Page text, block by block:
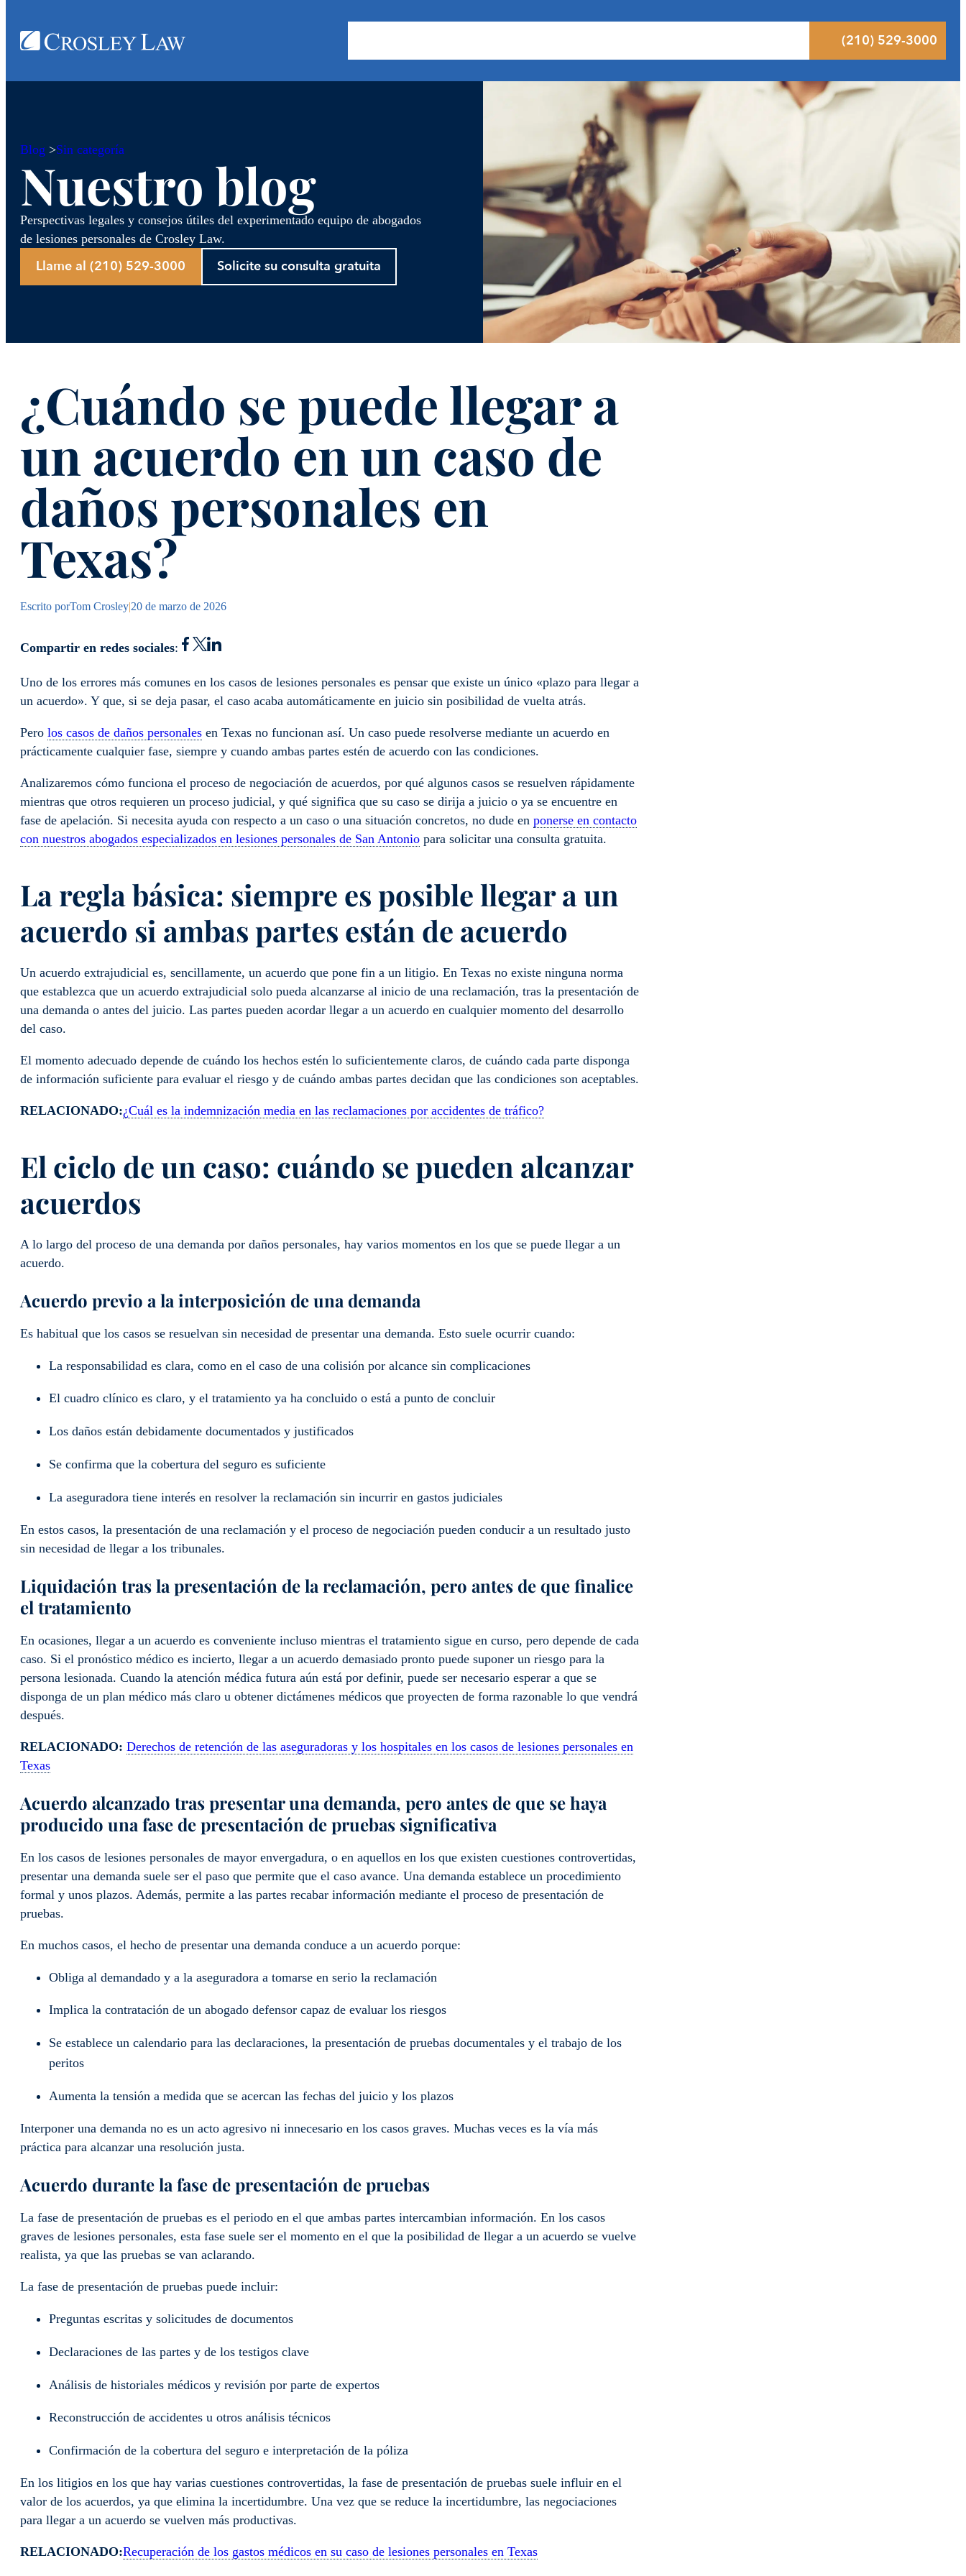
(210) 529-3000
Blog >Sin categoría
Nuestro blog
Perspectivas legales y consejos útiles del experimentado equipo de abogados
de lesiones personales de Crosley Law.
Llame al (210) 529-3000 Solicite su consulta gratuita
¿Cuándo se puede llegar a
un acuerdo en un caso de
daños personales en
Texas?
Escrito porTom Crosley|20 de marzo de 2026
Compartir en redes sociales:
Uno de los errores más comunes en los casos de lesiones personales es pensar que existe un único «plazo para llegar a
un acuerdo». Y que, si se deja pasar, el caso acaba automáticamente en juicio sin posibilidad de vuelta atrás.
Pero los casos de daños personales en Texas no funcionan así. Un caso puede resolverse mediante un acuerdo en
prácticamente cualquier fase, siempre y cuando ambas partes estén de acuerdo con las condiciones.
Analizaremos cómo funciona el proceso de negociación de acuerdos, por qué algunos casos se resuelven rápidamente
mientras que otros requieren un proceso judicial, y qué significa que su caso se dirija a juicio o ya se encuentre en
fase de apelación. Si necesita ayuda con respecto a un caso o una situación concretos, no dude en ponerse en contacto
con nuestros abogados especializados en lesiones personales de San Antonio para solicitar una consulta gratuita.
La regla básica: siempre es posible llegar a un
acuerdo si ambas partes están de acuerdo
Un acuerdo extrajudicial es, sencillamente, un acuerdo que pone fin a un litigio. En Texas no existe ninguna norma
que establezca que un acuerdo extrajudicial solo pueda alcanzarse al inicio de una reclamación, tras la presentación de
una demanda o antes del juicio. Las partes pueden acordar llegar a un acuerdo en cualquier momento del desarrollo
del caso.
El momento adecuado depende de cuándo los hechos estén lo suficientemente claros, de cuándo cada parte disponga
de información suficiente para evaluar el riesgo y de cuándo ambas partes decidan que las condiciones son aceptables.
RELACIONADO:¿Cuál es la indemnización media en las reclamaciones por accidentes de tráfico?
El ciclo de un caso: cuándo se pueden alcanzar
acuerdos
A lo largo del proceso de una demanda por daños personales, hay varios momentos en los que se puede llegar a un
acuerdo.
Acuerdo previo a la interposición de una demanda
Es habitual que los casos se resuelvan sin necesidad de presentar una demanda. Esto suele ocurrir cuando:
La responsabilidad es clara, como en el caso de una colisión por alcance sin complicaciones
El cuadro clínico es claro, y el tratamiento ya ha concluido o está a punto de concluir
Los daños están debidamente documentados y justificados
Se confirma que la cobertura del seguro es suficiente
La aseguradora tiene interés en resolver la reclamación sin incurrir en gastos judiciales
En estos casos, la presentación de una reclamación y el proceso de negociación pueden conducir a un resultado justo
sin necesidad de llegar a los tribunales.
Liquidación tras la presentación de la reclamación, pero antes de que finalice
el tratamiento
En ocasiones, llegar a un acuerdo es conveniente incluso mientras el tratamiento sigue en curso, pero depende de cada
caso. Si el pronóstico médico es incierto, llegar a un acuerdo demasiado pronto puede suponer un riesgo para la
persona lesionada. Cuando la atención médica futura aún está por definir, puede ser necesario esperar a que se
disponga de un plan médico más claro u obtener dictámenes médicos que proyecten de forma razonable lo que vendrá
después.
RELACIONADO: Derechos de retención de las aseguradoras y los hospitales en los casos de lesiones personales en
Texas
Acuerdo alcanzado tras presentar una demanda, pero antes de que se haya
producido una fase de presentación de pruebas significativa
En los casos de lesiones personales de mayor envergadura, o en aquellos en los que existen cuestiones controvertidas,
presentar una demanda suele ser el paso que permite que el caso avance. Una demanda establece un procedimiento
formal y unos plazos. Además, permite a las partes recabar información mediante el proceso de presentación de
pruebas.
En muchos casos, el hecho de presentar una demanda conduce a un acuerdo porque:
Obliga al demandado y a la aseguradora a tomarse en serio la reclamación
Implica la contratación de un abogado defensor capaz de evaluar los riesgos
Se establece un calendario para las declaraciones, la presentación de pruebas documentales y el trabajo de los
peritos
Aumenta la tensión a medida que se acercan las fechas del juicio y los plazos
Interponer una demanda no es un acto agresivo ni innecesario en los casos graves. Muchas veces es la vía más
práctica para alcanzar una resolución justa.
Acuerdo durante la fase de presentación de pruebas
La fase de presentación de pruebas es el periodo en el que ambas partes intercambian información. En los casos
graves de lesiones personales, esta fase suele ser el momento en el que la posibilidad de llegar a un acuerdo se vuelve
realista, ya que las pruebas se van aclarando.
La fase de presentación de pruebas puede incluir:
Preguntas escritas y solicitudes de documentos
Declaraciones de las partes y de los testigos clave
Análisis de historiales médicos y revisión por parte de expertos
Reconstrucción de accidentes u otros análisis técnicos
Confirmación de la cobertura del seguro e interpretación de la póliza
En los litigios en los que hay varias cuestiones controvertidas, la fase de presentación de pruebas suele influir en el
valor de los acuerdos, ya que elimina la incertidumbre. Una vez que se reduce la incertidumbre, las negociaciones
para llegar a un acuerdo se vuelven más productivas.
RELACIONADO:Recuperación de los gastos médicos en su caso de lesiones personales en Texas